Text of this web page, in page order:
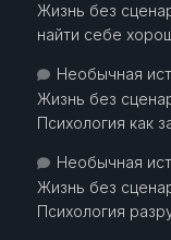
Жизнь без
найти себе
Необычная
Жизнь без
Психология как
Необычная
Жизнь без
Психология